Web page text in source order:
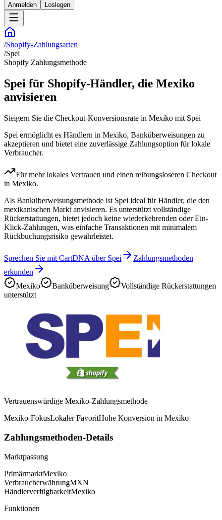
Anmelden Loslegen
/Shopify-Zahlungsarten
/Spei
Shopify Zahlungsmethode
Spei für Shopify-Händler, die Mexiko
anvisieren
Steigern Sie die Checkout-Konversionsrate in Mexiko mit Spei
Spei ermöglicht es Händlern in Mexiko, Banküberweisungen zu
akzeptieren und bietet eine zuverlässige Zahlungsoption für lokale
Verbraucher.
Für mehr lokales Vertrauen und einen reibungsloseren Checkout
in Mexiko.
Als Banküberweisungsmethode ist Spei ideal für Händler, die den
mexikanischen Markt anvisieren. Es unterstützt vollständige
Rückerstattungen, bietet jedoch keine wiederkehrenden oder Ein-
Klick-Zahlungen, was einfache Transaktionen mit minimalem
Rückbuchungsrisiko gewährleistet.
Sprechen Sie mit CartDNA über Spei
Zahlungsmethoden
erkunden
Mexiko
Banküberweisung
Vollständige Rückerstattungen
unterstützt
Vertrauenswürdige Mexiko-Zahlungsmethode
Mexiko-FokusLokaler FavoritHohe Konversion in Mexiko
Zahlungsmethoden-Details
Marktpassung
PrimärmarktMexiko
VerbraucherwährungMXN
HändlerverfügbarkeitMexiko
Funktionen